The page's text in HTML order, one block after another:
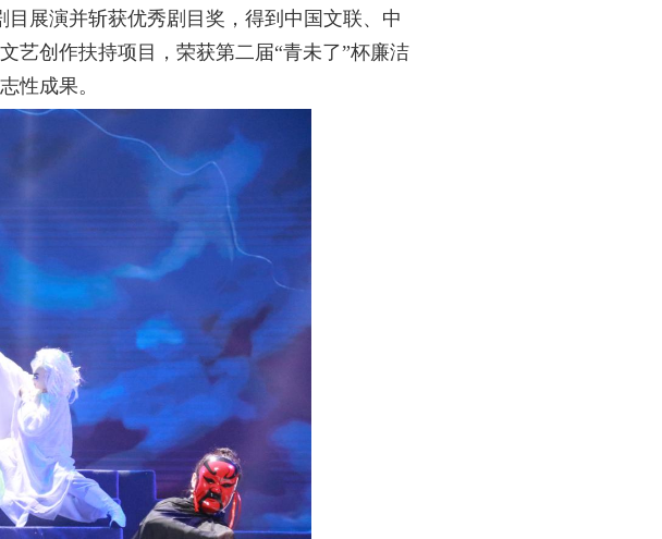
展演并斩获优秀剧目奖，得到中国文联、中
艺创作扶持项目，荣获第二届“青未了”杯廉洁
性成果。